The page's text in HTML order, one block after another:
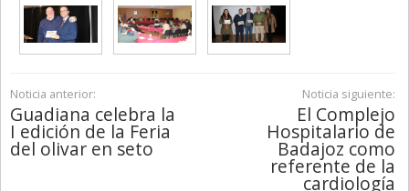
Noticia anterior:
Guadiana celebra la
I edición de la Feria
del olivar en seto
Noticia siguiente:
El Complejo
Hospitalario de
Badajoz como
referente de la
cardiología